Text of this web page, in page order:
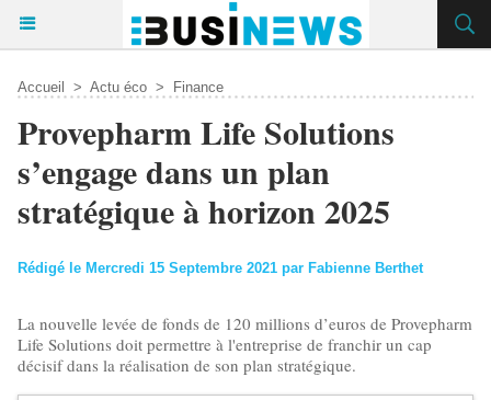
Accueil > Actu éco > Finance
Provepharm Life Solutions
s’engage dans un plan
stratégique à horizon 2025
Rédigé le Mercredi 15 Septembre 2021 par Fabienne Berthet
La nouvelle levée de fonds de 120 millions d’euros de Provepharm
Life Solutions doit permettre à l'entreprise de franchir un cap
décisif dans la réalisation de son plan stratégique.